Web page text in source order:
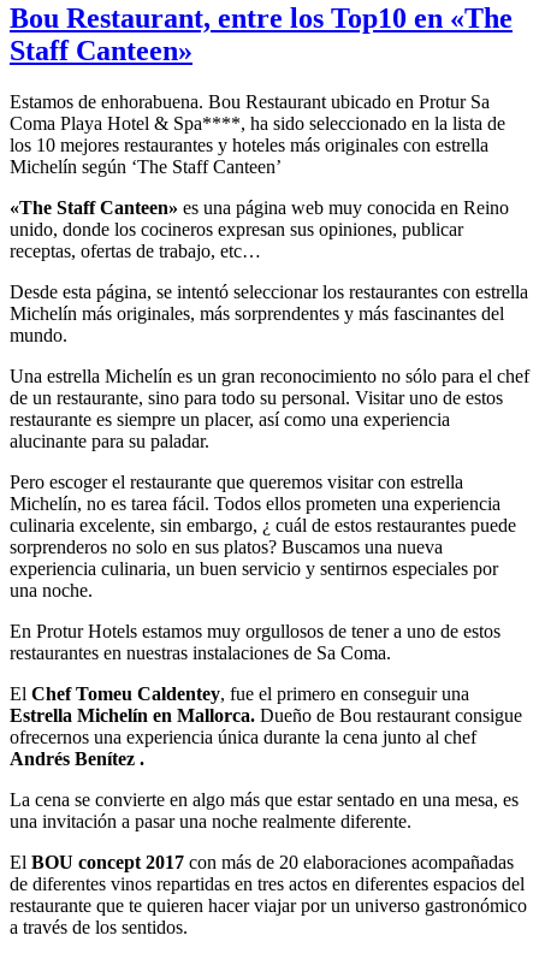
Bou Restaurant, entre los Top10 en «The
Staff Canteen»
Estamos de enhorabuena. Bou Restaurant ubicado en Protur Sa
Coma Playa Hotel & Spa****, ha sido seleccionado en la lista de
los 10 mejores restaurantes y hoteles más originales con estrella
Michelín según ‘The Staff Canteen’
«The Staff Canteen» es una página web muy conocida en Reino
unido, donde los cocineros expresan sus opiniones, publicar
receptas, ofertas de trabajo, etc…
Desde esta página, se intentó seleccionar los restaurantes con estrella
Michelín más originales, más sorprendentes y más fascinantes del
mundo.
Una estrella Michelín es un gran reconocimiento no sólo para el chef
de un restaurante, sino para todo su personal. Visitar uno de estos
restaurante es siempre un placer, así como una experiencia
alucinante para su paladar.
Pero escoger el restaurante que queremos visitar con estrella
Michelín, no es tarea fácil. Todos ellos prometen una experiencia
culinaria excelente, sin embargo, ¿ cuál de estos restaurantes puede
sorprenderos no solo en sus platos? Buscamos una nueva
experiencia culinaria, un buen servicio y sentirnos especiales por
una noche.
En Protur Hotels estamos muy orgullosos de tener a uno de estos
restaurantes en nuestras instalaciones de Sa Coma.
El Chef Tomeu Caldentey, fue el primero en conseguir una
Estrella Michelín en Mallorca. Dueño de Bou restaurant consigue
ofrecernos una experiencia única durante la cena junto al chef
Andrés Benítez .
La cena se convierte en algo más que estar sentado en una mesa, es
una invitación a pasar una noche realmente diferente.
El BOU concept 2017 con más de 20 elaboraciones acompañadas
de diferentes vinos repartidas en tres actos en diferentes espacios del
restaurante que te quieren hacer viajar por un universo gastronómico
a través de los sentidos.